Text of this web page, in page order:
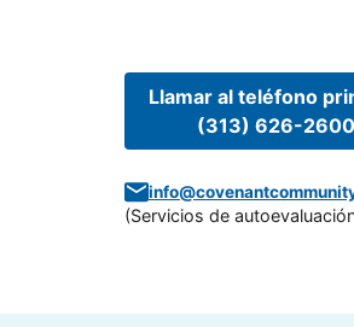
Llamar al teléfono
(313) 626-2600
(Servicios de